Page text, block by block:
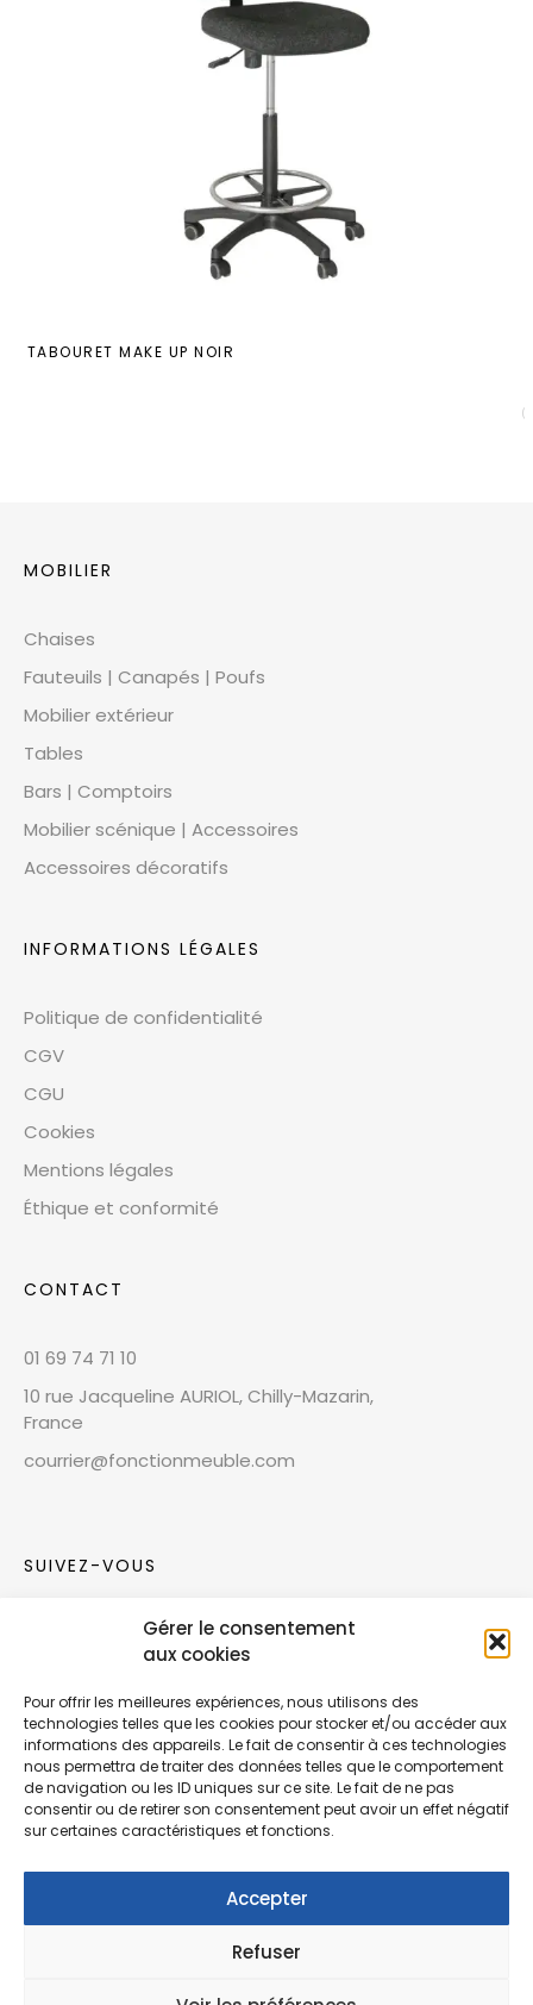
Gérer le consentement
aux cookies
Pour offrir les meilleures expériences, nous utilisons des
technologies telles que les cookies pour stocker et/ou accéder aux
informations des appareils. Le fait de consentir à ces technologies
nous permettra de traiter des données telles que le comportement
de navigation ou les ID uniques sur ce site. Le fait de ne pas
consentir ou de retirer son consentement peut avoir un effet négatif
sur certaines caractéristiques et fonctions.
Accepter
Refuser
TABOURET MAKE UP NOIR
MOBILIER
Chaises
Fauteuils | Canapés | Poufs
Mobilier extérieur
Tables
Bars | Comptoirs
Mobilier scénique | Accessoires
Accessoires décoratifs
INFORMATIONS LÉGALES
Politique de confidentialité
CGV
CGU
Cookies
Mentions légales
Éthique et conformité
CONTACT
01 69 74 71 10
10 rue Jacqueline AURIOL, Chilly-Mazarin,
France
courrier@fonctionmeuble.com
SUIVEZ-VOUS
Rejoignez notre communauté sur les réseaux
Nouvelles collections, vie de l’équipe ou
inspirations : soyez informés de nos dernières
actualités.
© Copyright Fonction Meuble